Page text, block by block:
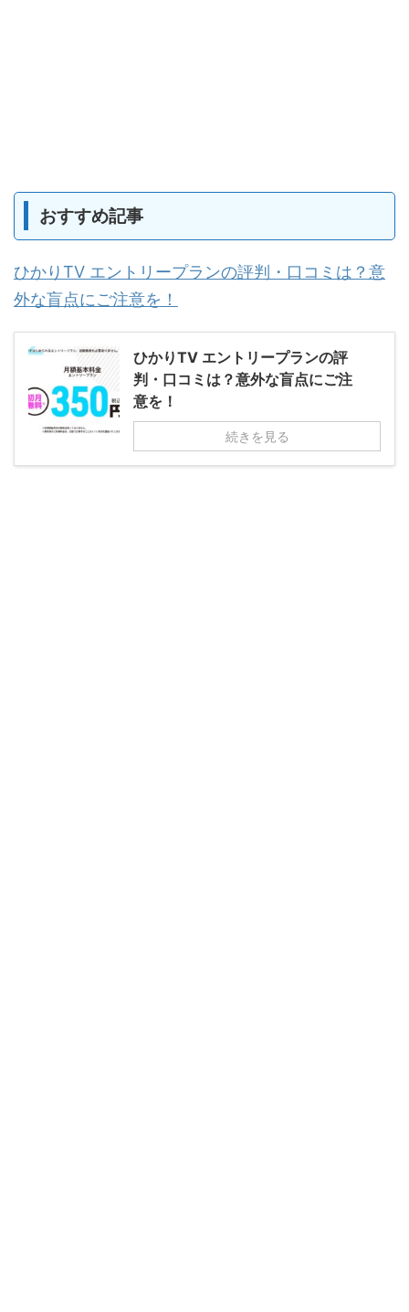
おすすめ記事
ひかりTV エントリープランの評判・口コミは？意
外な盲点にご注意を！
ひかりTV エントリープランの評
判・口コミは？意外な盲点にご注
意を！
続きを見る